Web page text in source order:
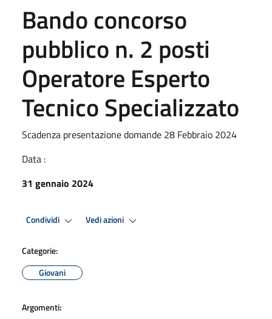
Bando concorso
pubblico n. 2 posti
Operatore Esperto
Tecnico Specializzato
Scadenza presentazione domande 28 Febbraio 2024
Data :
31 gennaio 2024
Condividi Vedi azioni
Categorie:
Giovani
Argomenti: